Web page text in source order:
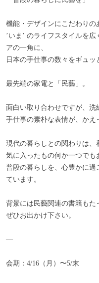
機能・デザインにこだわりの
’いま’ のライフスタイルを
アの一角に、
日本の手仕事の数々をギュッ
最先端の家電と「民藝」。
面白い取り合わせですが、洗
手仕事の素朴な表情が、かえ
現代の暮らしとの関わりは、
気に入ったもの何か一つでも
普段の暮らしを、心豊かに過
ています。
背景には民藝関連の書籍もた
ぜひお出かけ下さい。
—
会期：4/16（月）〜5/末